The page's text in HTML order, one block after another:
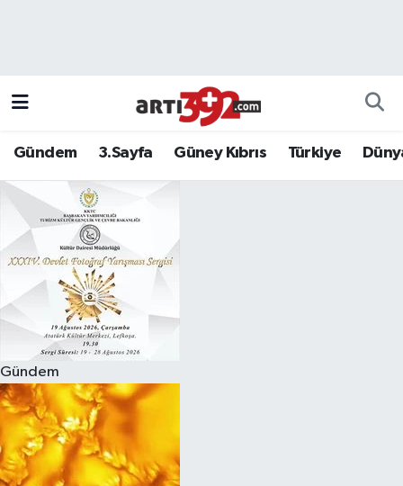
Gündem 3.Sayfa Güney Kıbrıs Türkiye
Gündem